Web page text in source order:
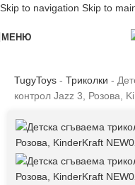
Skip to navigation Skip to
МЕНЮ
TugyToys - Триколки -
контрол Jazz 3, Розова,